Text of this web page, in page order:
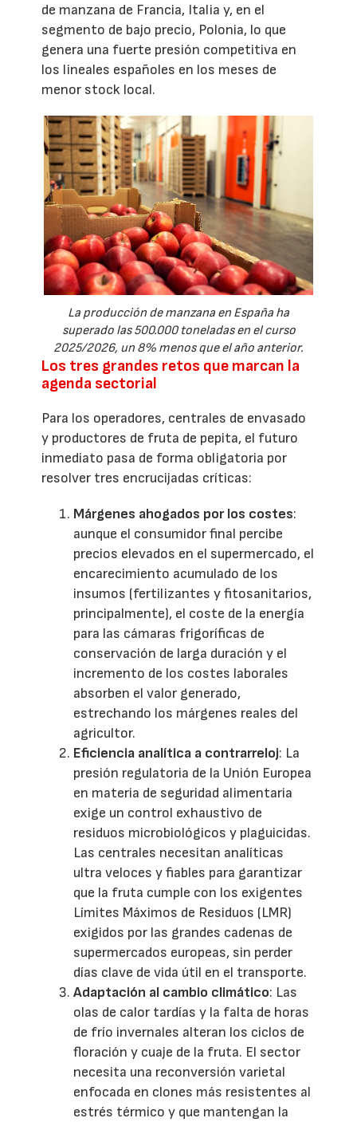
de manzana de Francia, Italia y, en el
segmento de bajo precio, Polonia, lo que
genera una fuerte presión competitiva en
los lineales españoles en los meses de
menor stock local.
La producción de manzana en España ha
superado las 500.000 toneladas en el curso
2025/2026, un 8% menos que el año anterior.
Los tres grandes retos que marcan la
agenda sectorial
Para los operadores, centrales de envasado
y productores de fruta de pepita, el futuro
inmediato pasa de forma obligatoria por
resolver tres encrucijadas críticas:
Márgenes ahogados por los costes:
aunque el consumidor final percibe
precios elevados en el supermercado, el
encarecimiento acumulado de los
insumos (fertilizantes y fitosanitarios,
principalmente), el coste de la energía
para las cámaras frigoríficas de
conservación de larga duración y el
incremento de los costes laborales
absorben el valor generado,
estrechando los márgenes reales del
agricultor.
Eficiencia analítica a contrarreloj: La
presión regulatoria de la Unión Europea
en materia de seguridad alimentaria
exige un control exhaustivo de
residuos microbiológicos y plaguicidas.
Las centrales necesitan analíticas
ultra veloces y fiables para garantizar
que la fruta cumple con los exigentes
Límites Máximos de Residuos (LMR)
exigidos por las grandes cadenas de
supermercados europeas, sin perder
días clave de vida útil en el transporte.
Adaptación al cambio climático: Las
olas de calor tardías y la falta de horas
de frío invernales alteran los ciclos de
floración y cuaje de la fruta. El sector
necesita una reconversión varietal
enfocada en clones más resistentes al
estrés térmico y que mantengan la